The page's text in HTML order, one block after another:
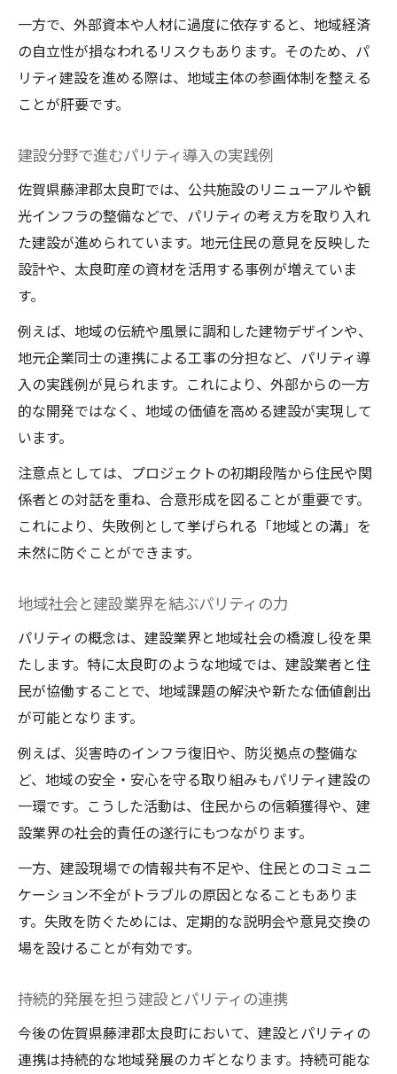
一方で、外部資本や人材に過度に依存すると、地域経済
の自立性が損なわれるリスクもあります。そのため、パ
リティ建設を進める際は、地域主体の参画体制を整える
ことが肝要です。
建設分野で進むパリティ導入の実践例
佐賀県藤津郡太良町では、公共施設のリニューアルや観
光インフラの整備などで、パリティの考え方を取り入れ
た建設が進められています。地元住民の意見を反映した
設計や、太良町産の資材を活用する事例が増えていま
す。
例えば、地域の伝統や風景に調和した建物デザインや、
地元企業同士の連携による工事の分担など、パリティ導
入の実践例が見られます。これにより、外部からの一方
的な開発ではなく、地域の価値を高める建設が実現して
います。
注意点としては、プロジェクトの初期段階から住民や関
係者との対話を重ね、合意形成を図ることが重要です。
これにより、失敗例として挙げられる「地域との溝」を
未然に防ぐことができます。
地域社会と建設業界を結ぶパリティの力
パリティの概念は、建設業界と地域社会の橋渡し役を果
たします。特に太良町のような地域では、建設業者と住
民が協働することで、地域課題の解決や新たな価値創出
が可能となります。
例えば、災害時のインフラ復旧や、防災拠点の整備な
ど、地域の安全・安心を守る取り組みもパリティ建設の
一環です。こうした活動は、住民からの信頼獲得や、建
設業界の社会的責任の遂行にもつながります。
一方、建設現場での情報共有不足や、住民とのコミュニ
ケーション不全がトラブルの原因となることもありま
す。失敗を防ぐためには、定期的な説明会や意見交換の
場を設けることが有効です。
持続的発展を担う建設とパリティの連携
今後の佐賀県藤津郡太良町において、建設とパリティの
連携は持続的な地域発展のカギとなります。持続可能な